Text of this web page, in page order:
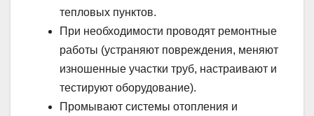
тепловых пунктов.
При необходимости проводят ремонтные
работы (устраняют повреждения, меняют
изношенные участки труб, настраивают и
тестируют оборудование).
Промывают системы отопления и